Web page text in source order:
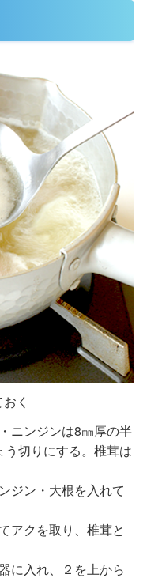
く
ニンジンは8㎜厚の半
切りにする。椎茸は
ジン・大根を入れて
アクを取り、椎茸と
に入れ、２を上から